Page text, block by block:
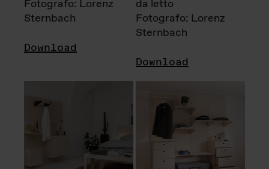
Fotografo: Lorenz
Sternbach
Download
da letto
Fotografo: Lorenz
Sternbach
Download